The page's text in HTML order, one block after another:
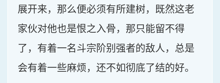
展开来，那么便必须有所建树，既然这老
家伙对他也是恨之入骨，那只能留不得
了，有着一名斗宗阶别强者的敌人，总是
会有着一些麻烦，还不如彻底了结的好。